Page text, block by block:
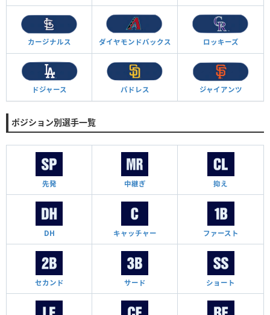
カージナルス ダイヤモンドバックス ロッキーズ
ドジャース パドレス ジャイアンツ
ポジション別選手一覧
先発 中継ぎ 抑え
DH キャッチャー ファースト
セカンド サード ショート